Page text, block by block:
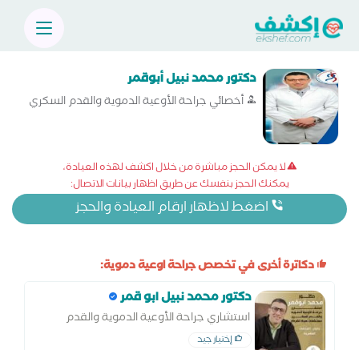
دكتور محمد نبيل أبوقمر
أخصائي جراحة الأوعية الدموية والقدم السكري
لا يمكن الحجز مباشرة من خلال اكشف لهذه العيادة،
يمكنك الحجز بنفسك عن طريق اظهار بيانات الاتصال:
اضغط لاظهار ارقام العيادة والحجز
دكاترة أخرى في تخصص جراحة اوعية دموية:
دكتور محمد نبيل ابو قمر
استشاري جراحة الأوعية الدموية والقدم
السكري
إختيار جيد